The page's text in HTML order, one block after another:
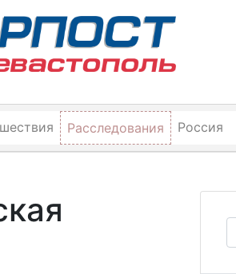
Расследования Россия